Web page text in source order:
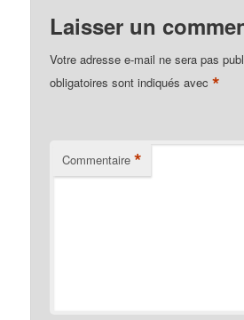
Laisser un
Votre adresse e-mail ne sera pas
obligatoires sont indiqués avec*
Commentaire *